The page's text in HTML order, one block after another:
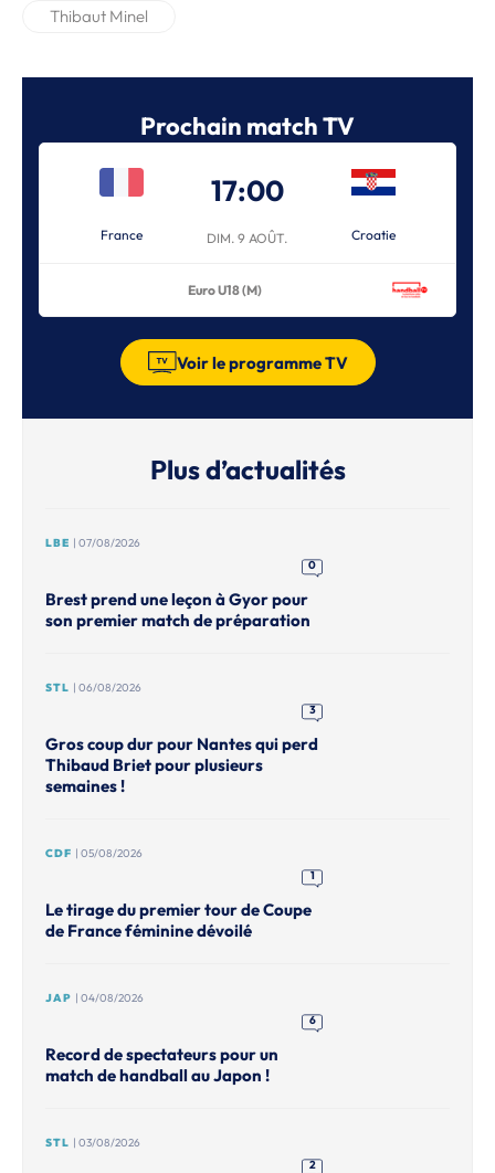
Thibaut Minel
Prochain match TV
France
17:00
DIM. 9 AOÛT. Croatie
Euro U18 (M)
Voir le programme TV
Plus d’actualités
LBE | 07/08/2026
0
Brest prend une leçon à Gyor pour
son premier match de préparation
STL | 06/08/2026
3
Gros coup dur pour Nantes qui perd
Thibaud Briet pour plusieurs
semaines !
CDF | 05/08/2026
1
Le tirage du premier tour de Coupe
de France féminine dévoilé
JAP | 04/08/2026
6
Record de spectateurs pour un
match de handball au Japon !
STL | 03/08/2026
2